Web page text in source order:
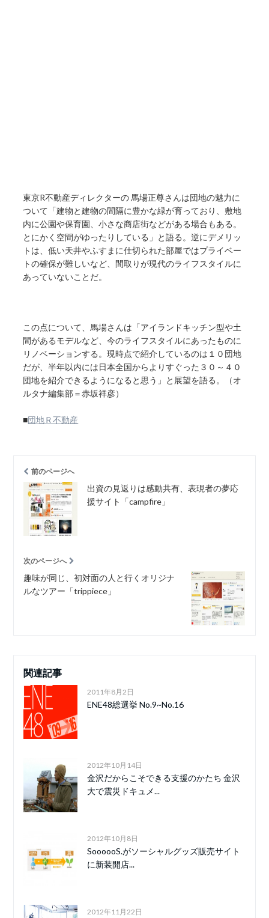
東京R不動産ディレクターの 馬場正尊さんは団地の魅力に
ついて「建物と建物の間隔に豊かな緑が育っており、敷地
内に公園や保育園、小さな商店街などがある場合もある。
とにかく空間がゆったりしている」と語る。逆にデメリッ
トは、低い天井やふすまに仕切られた部屋ではプライベー
トの確保が難しいなど、間取りが現代のライフスタイルに
あっていないことだ。
この点について、馬場さんは「アイランドキッチン型や土
間があるモデルなど、今のライフスタイルにあったものに
リノベーションする。現時点で紹介しているのは１０団地
だが、半年以内には日本全国からよりすぐった３０～４０
団地を紹介できるようになると思う」と展望を語る。（オ
ルタナ編集部＝赤坂祥彦）
■団地Ｒ不動産
前のページへ
出資の見返りは感動共有、表現者の夢応
援サイト「campfire」
次のページへ
趣味が同じ、初対面の人と行くオリジナ
ルなツアー「trippiece」
関連記事
2011年8月2日
ENE48総選挙 No.9~No.16
2012年10月14日
金沢だからこそできる支援のかたち 金沢
大で震災ドキュメ...
2012年10月8日
SoooooS.がソーシャルグッズ販売サイト
に新装開店...
2012年11月22日